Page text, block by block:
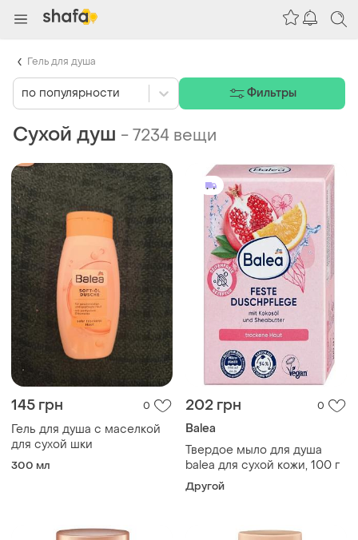
Сухой душ -7234 вещи
145 грн 0
Гель для душа с маселкой
для сухой шки
300 мл
202 грн 0
Balea
Твердое мыло для душа
balea для сухой кожи, 100 г
Другой
по популярности Фильтры
Гель для душа